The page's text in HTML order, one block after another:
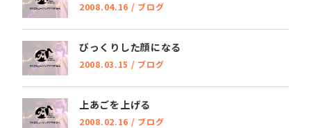
2008.04.16 / ブログ
びっくりした顔になる
2008.03.15 / ブログ
上あごを上げる
2008.02.16 / ブログ